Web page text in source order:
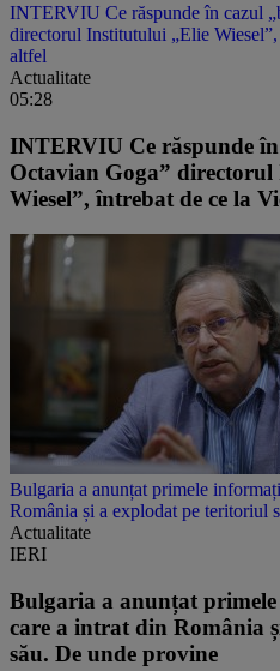
INTERVIU Ce răspunde în cazul
directorul Institutului „Elie
altfel
Actualitate
05:28
INTERVIU Ce răspunde
Octavian Goga”
Wiesel”, întrebat de ce la
Bulgaria a anunțat primele
România și a explodat pe teritoriul
Actualitate
IERI
Bulgaria a anunțat
care a intrat din România
său. De unde provine